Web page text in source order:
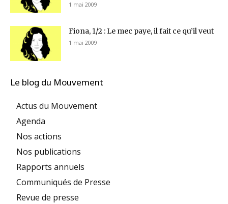
1 mai 2009
Fiona, 1/2 : Le mec paye, il fait ce qu’il veut
1 mai 2009
Le blog du Mouvement
Actus du Mouvement
Agenda
Nos actions
Nos publications
Rapports annuels
Communiqués de Presse
Revue de presse